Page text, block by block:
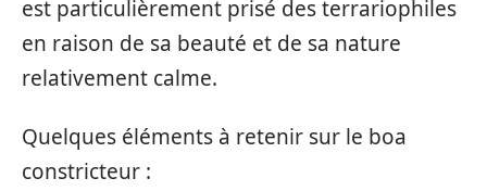
est particulièrement prisé des terrariophiles
en raison de sa beauté et de sa nature
relativement calme.
Quelques éléments à retenir sur le boa
constricteur :